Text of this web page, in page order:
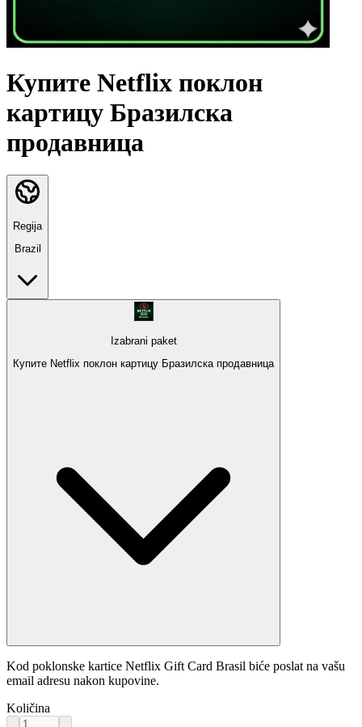
Купите Netflix поклон
картицу Бразилска
продавница
Regija
Brazil
Izabrani paket
Купите Netflix поклон картицу Бразилска продавница
Kod poklonske kartice Netflix Gift Card Brasil biće poslat na vašu
email adresu nakon kupovine.
Količina